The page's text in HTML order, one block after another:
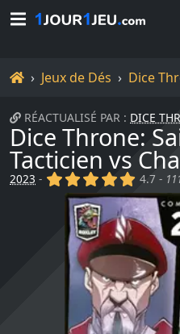
Accueil
Jeux de Dés Dice
RÉACTUALISÉ PAR : DICE
Dice Throne:
Tacticien vs
2023 - (x) (x) (x) (x) (x)
4.7 -